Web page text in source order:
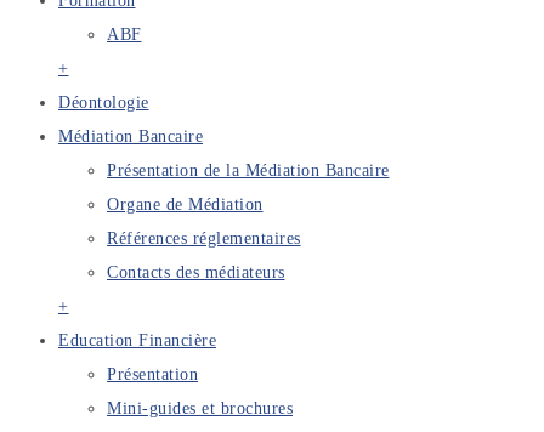
ABF
+
Déontologie
Médiation Bancaire
Présentation de la Médiation Bancaire
Organe de Médiation
Références réglementaires
Contacts des médiateurs
+
Education Financière
Présentation
Mini-guides et brochures